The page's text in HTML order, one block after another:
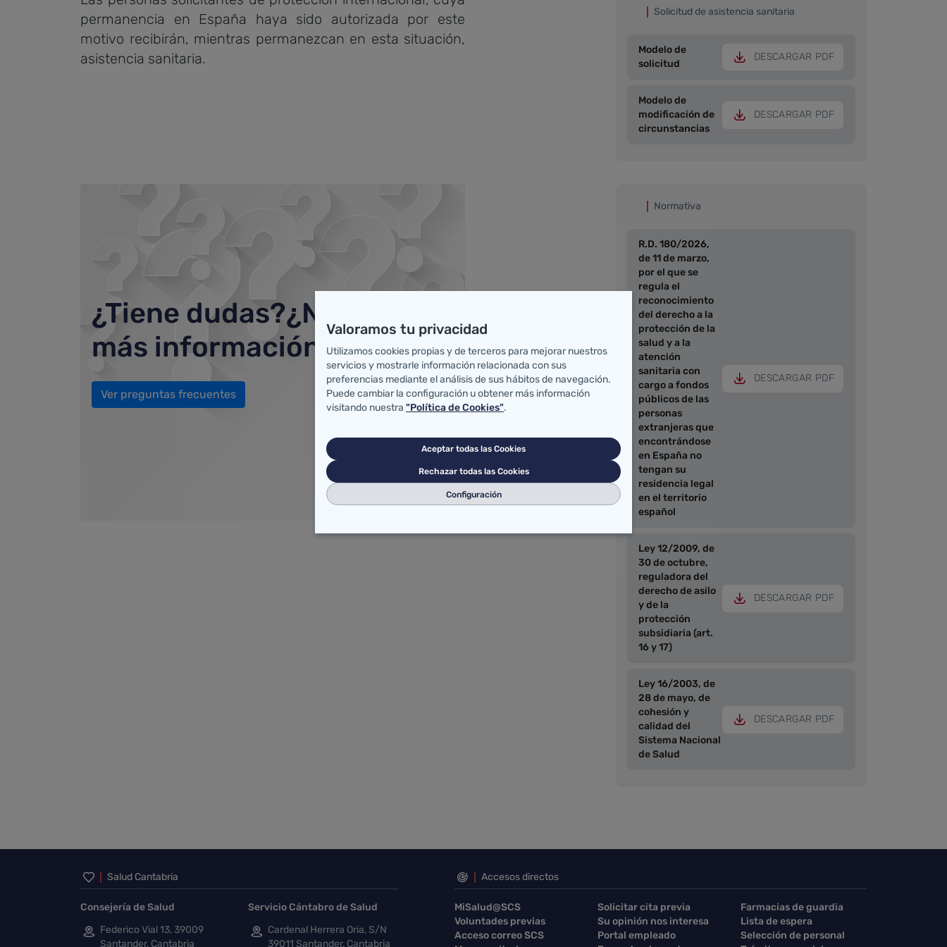
permanencia en España haya sido autorizada por este
motivo recibirán, mientras permanezcan en esta situación,
asistencia sanitaria.
Solicitud de asistencia sanitaria
Modelo de
solicitud
DESCARGAR PDF
Modelo de
modificación de
circunstancias
DESCARGAR PDF
¿Tiene dudas?¿Necesita
más información?
Ver preguntas frecuentes
Normativa
R.D. 180/2026,
de 11 de marzo,
por el que se
regula el
reconocimiento
del derecho a la
protección de la
salud y a la
atención
sanitaria con
cargo a fondos
públicos de las
personas
extranjeras que
encontrándose
en España no
tengan su
residencia legal
en el territorio
español
DESCARGAR PDF
Ley 12/2009, de
30 de octubre,
reguladora del
derecho de asilo
y de la
protección
subsidiaria (art.
16 y 17)
DESCARGAR PDF
Ley 16/2003, de
28 de mayo, de
cohesión y
calidad del
Sistema Nacional
de Salud
DESCARGAR PDF
Inicio del pie de página
Salud Cantabria
Consejería de Salud
Federico Vial 13, 39009
Santander, Cantabria
Servicio Cántabro de Salud
Cardenal Herrera Oria, S/N
39011 Santander, Cantabria
Accesos directos
MiSalud@SCS Solicitar cita previa
Farmacias de guardia
Voluntades previas
Su opinión nos interesa
Lista de espera
Acceso correo SCS
Portal empleado
Selección de personal
Valoramos tu privacidad
Utilizamos cookies propias y de terceros para mejorar nuestros
servicios y mostrarle información relacionada con sus
preferencias mediante el análisis de sus hábitos de navegación.
Puede cambiar la configuración u obtener más información
visitando nuestra "Política de Cookies".
Aceptar todas las Cookies
Rechazar todas las Cookies
Configuración